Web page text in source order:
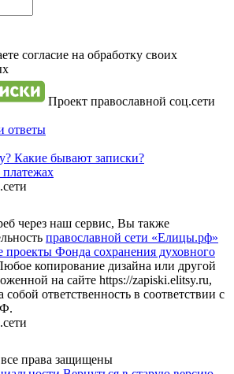
согласие на обработку своих
Проект православной соц.сети
ответы
Какие бывают записки?
через наш сервис, Вы также
православной сети «Елицы.рф»
проекты Фонда сохранения духовного
копирование дизайна или другой
на сайте https://zapiski.elitsy.ru,
ответственность в соответствии с
права защищены